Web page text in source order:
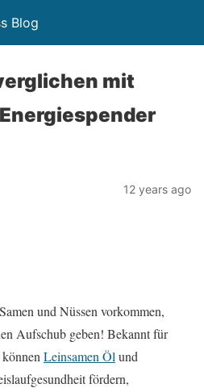
Blog
mit
12 years ago
und Nüssen vorkommen,
Aufschub geben! Bekannt für
Leinsamen Öl und
fördern,